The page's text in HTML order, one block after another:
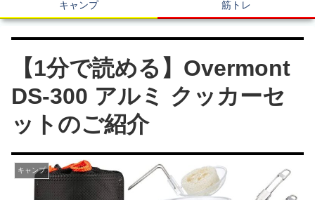
キャンプ 筋トレ
【1分で読める】Overmont
DS-300 アルミ クッカーセ
ットのご紹介
キャンプ